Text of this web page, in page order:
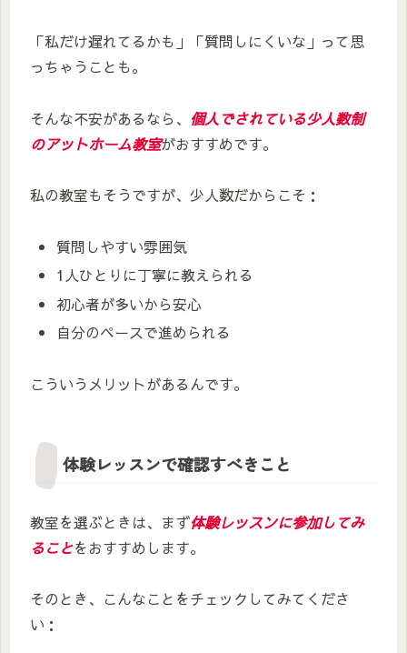
「私だけ遅れてるかも」「質問しにくいな」って思
っちゃうことも。
そんな不安があるなら、 個人でされている少人数制
のアットホーム教室がおすすめです。
私の教室もそうですが、少人数だからこそ：
質問しやすい雰囲気
1人ひとりに丁寧に教えられる
初心者が多いから安心
自分のペースで進められる
こういうメリットがあるんです。
体験レッスンで確認すべきこと
教室を選ぶときは、まず体験レッスンに参加してみ
ることをおすすめします。
そのとき、こんなことをチェックしてみてくださ
い：